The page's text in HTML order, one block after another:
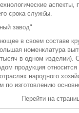
срока службы.
завод"
в своем составе
номенклатура
в одном изделии).
продукция
народного
изготовлению
Перейти на